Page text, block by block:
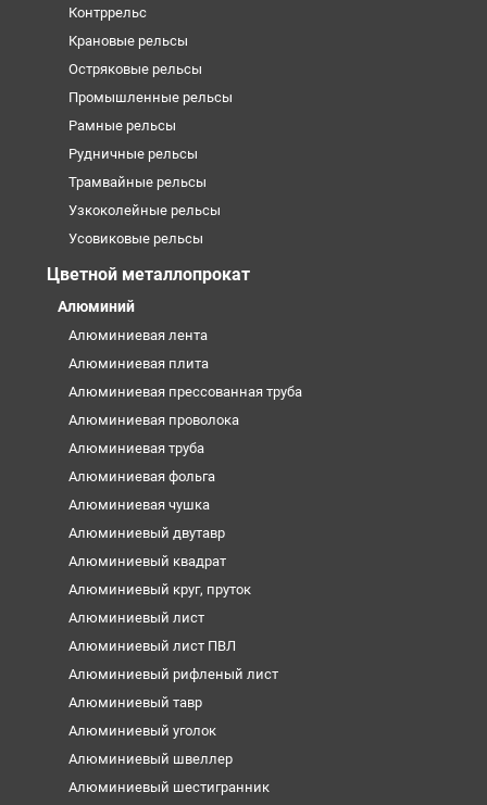
Контррельс
Крановые рельсы
Остряковые рельсы
Промышленные рельсы
Рамные рельсы
Рудничные рельсы
Трамвайные рельсы
Узкоколейные рельсы
Усовиковые рельсы
Цветной металлопрокат
Алюминий
Алюминиевая лента
Алюминиевая плита
Алюминиевая прессованная труба
Алюминиевая проволока
Алюминиевая труба
Алюминиевая фольга
Алюминиевая чушка
Алюминиевый двутавр
Алюминиевый квадрат
Алюминиевый круг, пруток
Алюминиевый лист
Алюминиевый лист ПВЛ
Алюминиевый рифленый лист
Алюминиевый тавр
Алюминиевый уголок
Алюминиевый швеллер
Алюминиевый шестигранник